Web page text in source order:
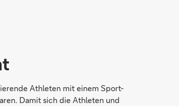
Athleten mit einem Sport-
Damit sich die Athleten und